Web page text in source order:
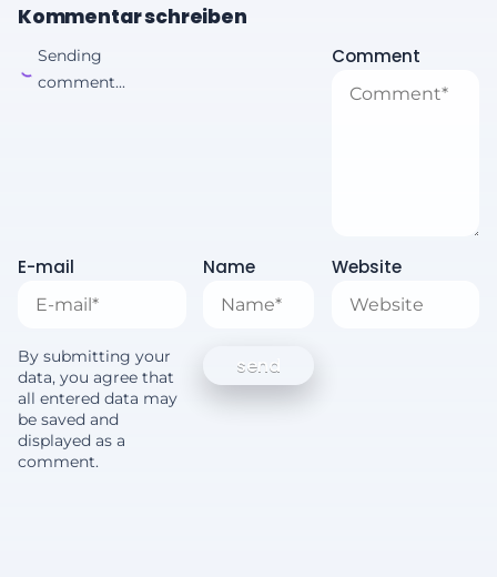
Kommentar schreiben
Sending
comment...
Comment
E-mail Name Website
By submitting your
data, you agree that
all entered data may
be saved and
displayed as a
comment.